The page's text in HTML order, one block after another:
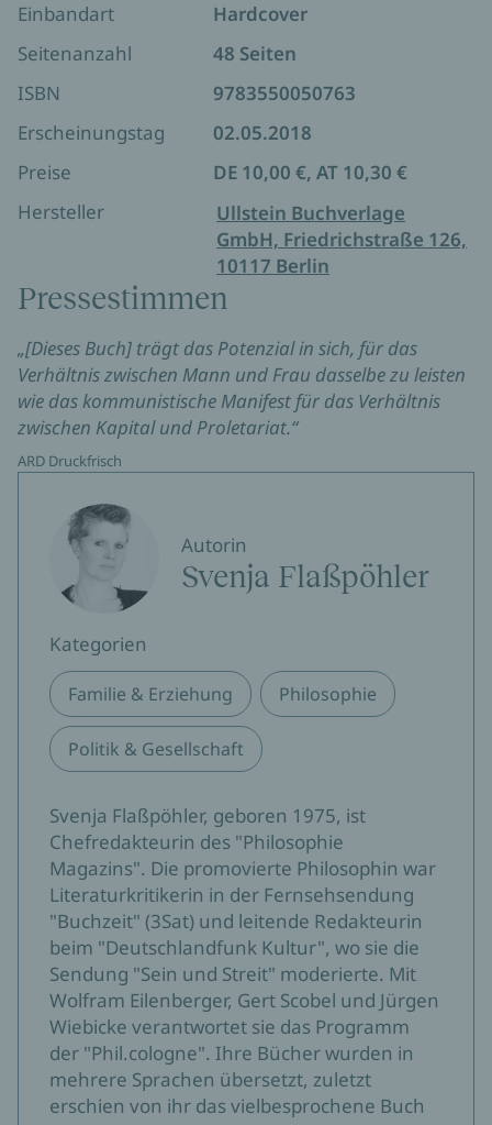
Einbandart
Hardcover
Seitenanzahl
48 Seiten
ISBN
9783550050763
Erscheinungstag
02.05.2018
Preise
DE 10,00 €, AT 10,30 €
Hersteller
Ullstein Buchverlage
GmbH, Friedrichstraße 126,
10117 Berlin
Pressestimmen
„[Dieses Buch] trägt das Potenzial in sich, für das
Verhältnis zwischen Mann und Frau dasselbe zu leisten
wie das kommunistische Manifest für das Verhältnis
zwischen Kapital und Proletariat.“
ARD Druckfrisch
Autorin
Svenja Flaßpöhler
Kategorien
Familie & Erziehung Philosophie
Politik & Gesellschaft
Svenja Flaßpöhler, geboren 1975, ist
Chefredakteurin des "Philosophie
Magazins". Die promovierte Philosophin war
Literaturkritikerin in der Fernsehsendung
"Buchzeit" (3Sat) und leitende Redakteurin
beim "Deutschlandfunk Kultur", wo sie die
Sendung "Sein und Streit" moderierte. Mit
Wolfram Eilenberger, Gert Scobel und Jürgen
Wiebicke verantwortet sie das Programm
der "Phil.cologne". Ihre Bücher wurden in
mehrere Sprachen übersetzt, zuletzt
erschien von ihr das vielbesprochene Buch